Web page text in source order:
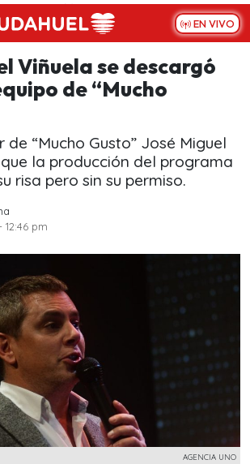
EN VIVO
Viñuela se descargó
de “Mucho
de “Mucho Gusto” José Miguel
la producción del programa
risa pero sin su permiso.
12:46 pm
AGENCIA UNO